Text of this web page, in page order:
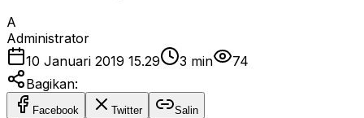
A
Administrator
10 Januari 2019 15.29
3 min
74
Bagikan:
Facebook Twitter Salin